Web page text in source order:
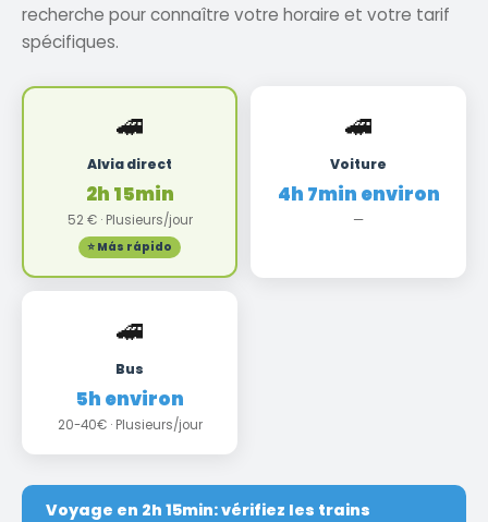
recherche pour connaître votre horaire et votre tarif
spécifiques.
🚄
Alvia direct
2h 15min
52 € · Plusieurs/jour
⭐ Más rápido
🚄
Voiture
4h 7min environ
—
🚄
Bus
5h environ
20-40€ · Plusieurs/jour
Voyage en 2h 15min: vérifiez les trains